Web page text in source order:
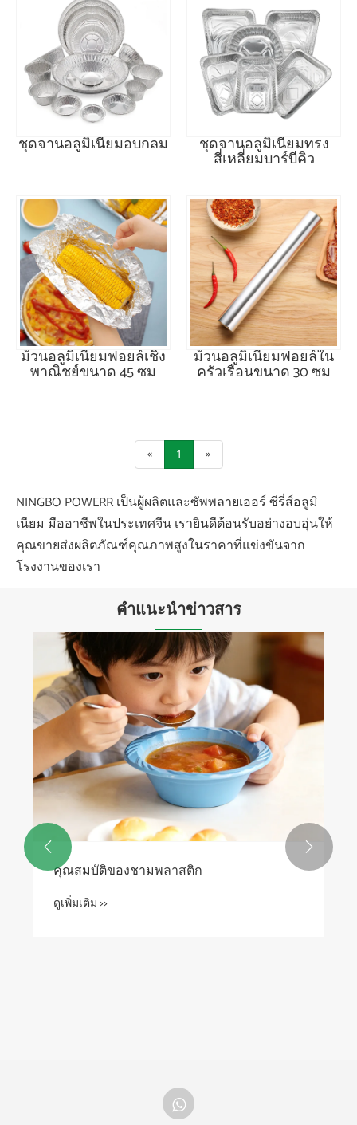
ชุดจานอลูมิเนียมอบกลม ชุดจานอลูมิเนียมทรง
สี่เหลี่ยมบาร์บีคิว
ม้วนอลูมิเนียมฟอยล์เชิง
พาณิชย์ขนาด 45 ซม
ม้วนอลูมิเนียมฟอยล์ใน
ครัวเรือนขนาด 30 ซม
« 1 »
NINGBO POWERR เป็นผู้ผลิตและซัพพลายเออร์ ซีรี่ส์อลูมิ
เนียม มืออาชีพในประเทศจีน เรายินดีต้อนรับอย่างอบอุ่นให้
คุณขายส่งผลิตภัณฑ์คุณภาพสูงในราคาที่แข่งขันจาก
โรงงานของเรา
คำแนะนำข่าวสาร
คุณสมบัติของชามพลาสติก
ดูเพิ่มเติม >>
 